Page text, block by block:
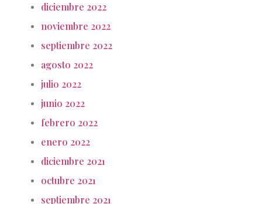
diciembre 2022
noviembre 2022
septiembre 2022
agosto 2022
julio 2022
junio 2022
febrero 2022
enero 2022
diciembre 2021
octubre 2021
septiembre 2021